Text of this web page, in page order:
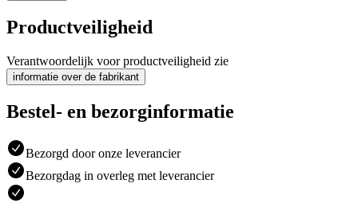
Productveiligheid
Verantwoordelijk voor productveiligheid zie
informatie over de fabrikant
Bestel- en bezorginformatie
Bezorgd door onze leverancier
Bezorgdag in overleg met leverancier